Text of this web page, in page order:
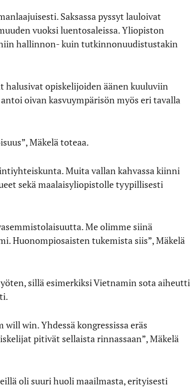
Saksassa pyssyt lauloivat
vuoksi luentosaleissa. Yliopiston
hallinnon- kuin tutkinnonuudistustakin
halusivat opiskelijoiden äänen kuuluviin
oivan kasvuympärisön myös eri tavalla
Mäkelä toteaa.
Muita vallan kahvassa kiinni
sekä maalaisyliopistolle tyypillisesti
Me olimme siinä
Huonompiosaisten tukemista siis”, Mäkelä
sillä esimerkiksi Vietnamin sota aiheutti
win. Yhdessä kongressissa eräs
pitivät sellaista rinnassaan”, Mäkelä
oli suuri huoli maailmasta, erityisesti